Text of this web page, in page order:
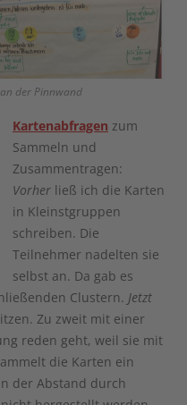
der Pinnwand
Kartenabfragen zum
Sammeln und
Zusammentragen:
Vorher ließ ich die Karten
in Kleinstgruppen
schreiben. Die
Teilnehmer nadelten sie
selbst an. Da gab es
Clustern. Jetzt
Zu zweit mit einer
reden geht, weil sie mit
die Karten ein
der Abstand durch